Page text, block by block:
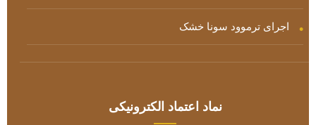
اجرای ترموود سونا خشک